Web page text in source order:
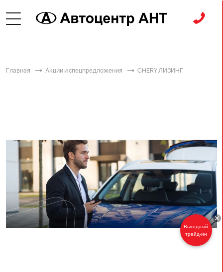
Главная Акции и спецпредложения CHERY ЛИЗИНГ
Выгодный
трейд-ин